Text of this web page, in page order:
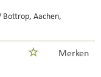
Bottrop, Aachen,
Merken